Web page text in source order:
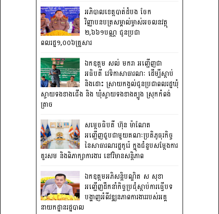
អភិបាលខេត្តបាត់ដំបង ចែក
វិញ្ញាបនបត្រសម្គាល់ម្ចាស់អចលនវត្ថុ
២,៦៦១បណ្ណ ជូនប្រជា
ពលរដ្ឋ១,០០៦គ្រួសារ
ឯកឧត្តម សល់ មករា អញ្ជើញជា
អធិបតី វេទិកាសាធារណៈ ដើម្បីស្តាប់
និងដោះ ស្រាយកង្វល់ជូនប្រជាពលរដ្ឋឃុំ
ស្វាយទងខាងជើង និង ឃុំស្វាយទងខាងត្បូង ស្រុកកំពង់
ត្រាច
សម្តេចធិបតី ហ៊ុន ម៉ាណែត
អញ្ជើញជួបជាមួយគណៈប្រតិភូធុរកិច្ច
នៃសាធារណរដ្ឋកូរ៉េ ក្នុងជំនួបសម្តែងការ
គួរសម និងពិភាក្សាការងារ នៅវិមានសន្តិភាព
ឯកឧត្តមអភិសន្តិបណ្ឌិត ស សុខា
អញ្ជើញដឹកនាំកិច្ចប្រជុំស្តាប់ការធ្វើបទ
បង្ហាញអំពីវឌ្ឍនភាពការងាររបស់អគ្គ
នាយកដ្ឋានរដ្ឋបាល